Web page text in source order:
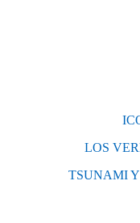
LOS
TSUNAMI